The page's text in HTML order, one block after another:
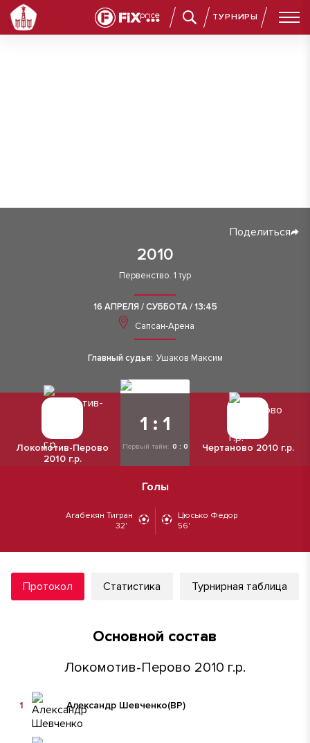
ТУРНИРЫ
2010
Поделиться
Первенство. 1 тур
16 АПРЕЛЯ / СУББОТА / 13:45
Сапсан-Арена
Главный судья: Ушаков Максим
Локомотив-Перово
2010 г.р.
1 : 1
Первый тайм: 0 : 0 Чертаново 2010 г.р.
Голы
Агабекян Тигран
32'
Цюсько Федор
56'
Протокол Статистика Турнирная таблица
Основной состав
Локомотив-Перово 2010 г.р.
Александр Шевченко(ВР)
1